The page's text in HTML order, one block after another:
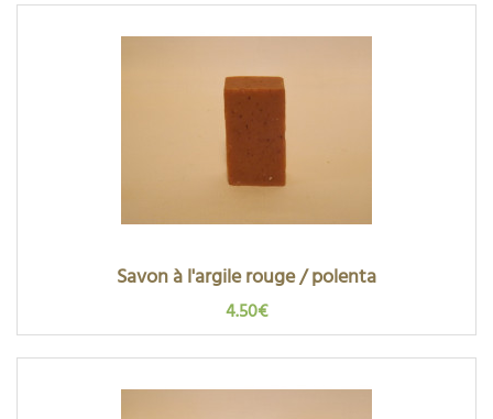
Savon à l'argile rouge / polenta
4.50€